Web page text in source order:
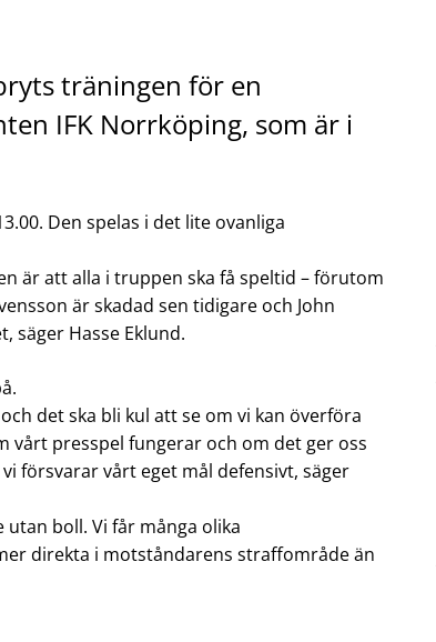
träningen för en
IFK Norrköping, som är i
Den spelas i det lite ovanliga
är att alla i truppen ska få speltid – förutom
är skadad sen tidigare och John
säger Hasse Eklund.
det ska bli kul att se om vi kan överföra
vårt presspel fungerar och om det ger oss
försvarar vårt eget mål defensivt, säger
utan boll. Vi får många olika
direkta i motståndarens straffområde än